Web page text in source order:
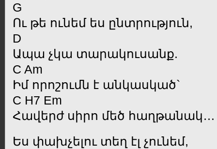
G
Ու թե ունեմ ես ընտրություն,
D
Ապա չկա տարակուսանք.
C Am
Իմ որոշումն է անկասկած`
C H7 Em
Հավերժ սիրո մեծ հաղթանակ…
Ես փախչելու տեղ էլ չունեմ,